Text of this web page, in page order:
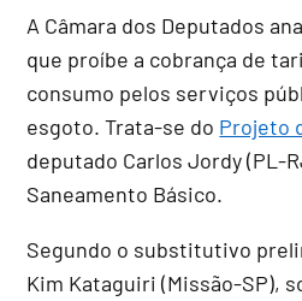
A Câmara dos Deputados
que proíbe a cobrança de
consumo pelos serviços
esgoto. Trata-se do Projeto
deputado Carlos Jordy (PL-
Saneamento Básico.
Segundo o substitutivo
Kim Kataguiri (Missão-SP),